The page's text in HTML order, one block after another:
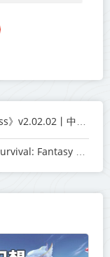
丨中文版网盘下载
》v0.56c丨中文版网盘下载